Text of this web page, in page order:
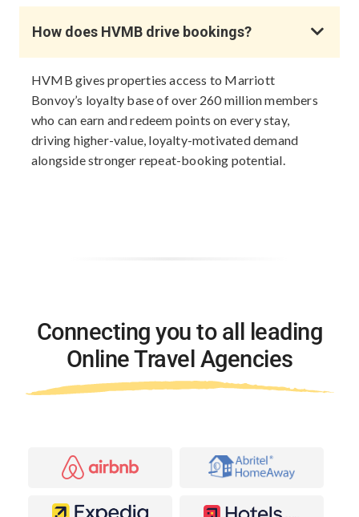
How does HVMB drive bookings?
HVMB gives properties access to Marriott
Bonvoy’s loyalty base of over 260 million members
who can earn and redeem points on every stay,
driving higher-value, loyalty-motivated demand
alongside stronger repeat-booking potential.
Connecting you to all leading
Online Travel Agencies